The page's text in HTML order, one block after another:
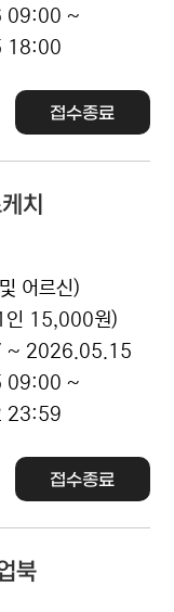
09:00 ~
18:00
접수종료
치
어르신)
인 15,000원)
~ 2026.05.15
09:00 ~
23:59
접수종료
북